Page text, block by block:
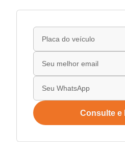
Consulte e